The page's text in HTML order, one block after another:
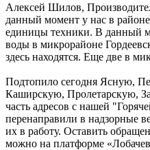
Алексей Шилов,
данный момент у нас в районе
единицы техники. В данный
воды в микрорайоне
здесь находятся. Еще две в
Подтопило сегодня Ясную,
Каширскую, Пролетарскую,
часть адресов с нашей
перенаправили в надзорные
их в работу. Оставить
можно на платформе